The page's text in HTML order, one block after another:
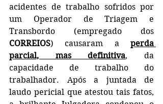
acidentes de trabalho sofridos por
um Operador de Triagem e
CORREIOS) causaram a perda
parcial, mas definitiva, da
capacidade de trabalho do
trabalhador. Após a juntada de
laudo pericial que atestou tais fatos,